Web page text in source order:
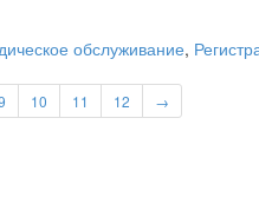
обслуживание,
10 11 12 →